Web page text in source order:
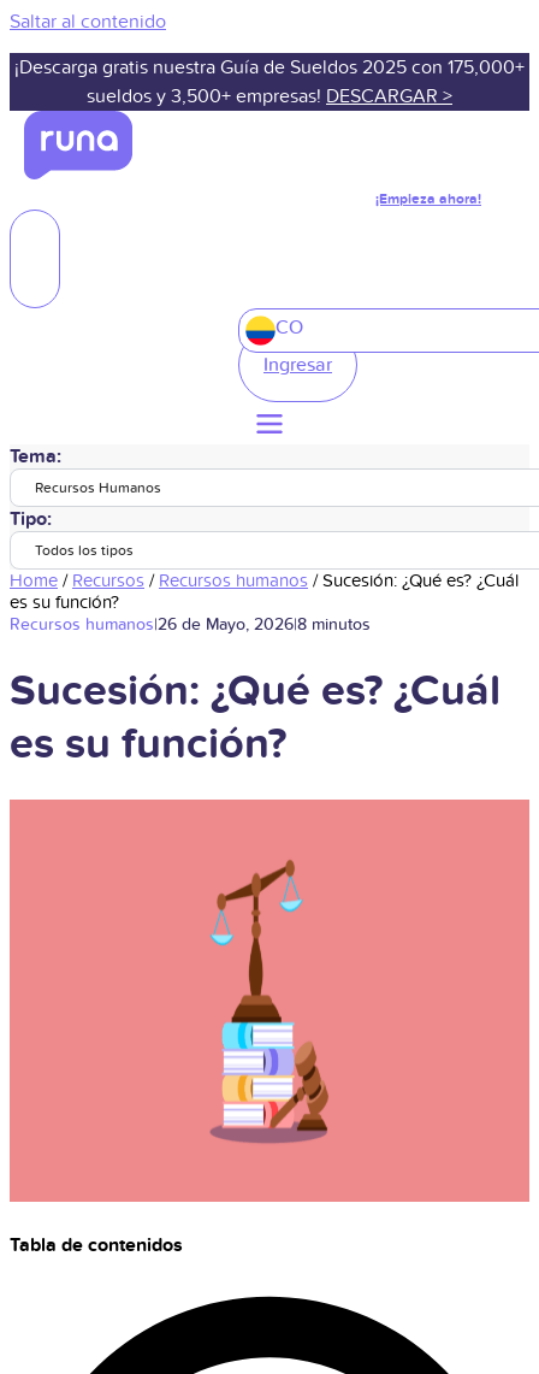
Saltar al contenido
¡Descarga gratis nuestra Guía de Sueldos 2025 con 175,000+
sueldos y 3,500+ empresas! DESCARGAR >
¡Empieza ahora!
CO
Ingresar
Tema:
Recursos Humanos
Tipo:
Todos los tipos
Home / Recursos / Recursos humanos /Sucesión: ¿Qué es? ¿Cuál
es su función?
Recursos humanos|26 de Mayo, 2026|8 minutos
Sucesión: ¿Qué es? ¿Cuál
es su función?
Tabla de contenidos